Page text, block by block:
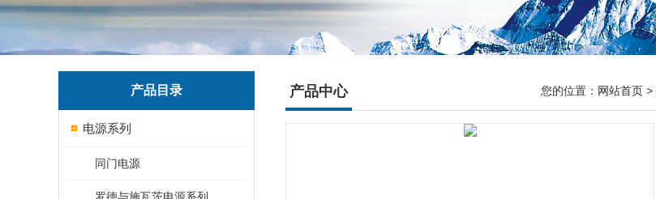
产品目录
电源系列
同门电源
产品中心 您的位置： 网站首页 >